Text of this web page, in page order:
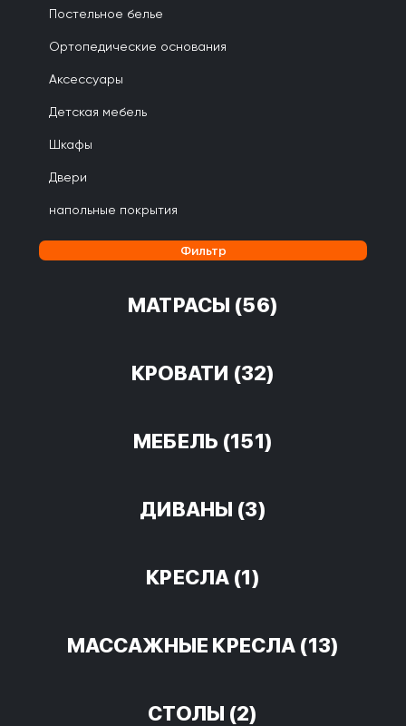
Постельное белье
Ортопедические основания
Аксессуары
Детская мебель
Шкафы
Двери
напольные покрытия
Фильтр
МАТРАСЫ (56)
КРОВАТИ (32)
МЕБЕЛЬ (151)
ДИВАНЫ (3)
КРЕСЛА (1)
МАССАЖНЫЕ КРЕСЛА (13)
СТОЛЫ (2)